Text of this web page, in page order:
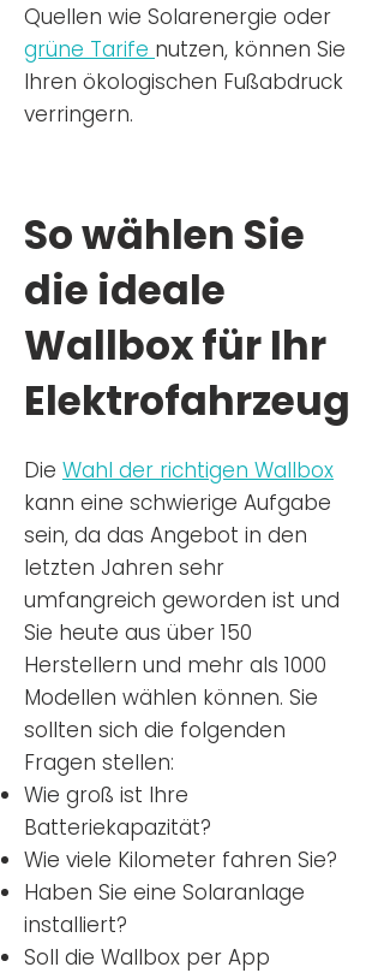
Quellen wie Solarenergie oder
grüne Tarife nutzen, können Sie
Ihren ökologischen Fußabdruck
verringern.
So wählen Sie
die ideale
Wallbox für Ihr
Elektrofahrzeug
Die Wahl der richtigen Wallbox
kann eine schwierige Aufgabe
sein, da das Angebot in den
letzten Jahren sehr
umfangreich geworden ist und
Sie heute aus über 150
Herstellern und mehr als 1000
Modellen wählen können. Sie
sollten sich die folgenden
Fragen stellen:
Wie groß ist Ihre
Batteriekapazität?
Wie viele Kilometer fahren Sie?
Haben Sie eine Solaranlage
installiert?
Soll die Wallbox per App